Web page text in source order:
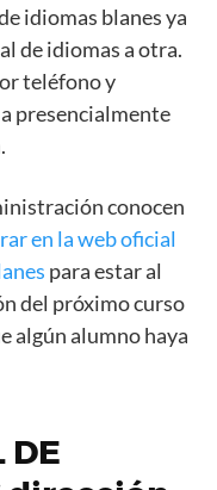
idiomas blanes ya
de idiomas a otra.
teléfono y
presencialmente
conocen
en la web oficial
para estar al
del próximo curso
algún alumno haya
DE